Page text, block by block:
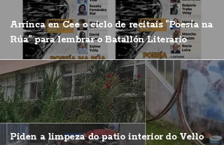
Arrinca en Cee o ciclo de recitais "Poesía na
Rúa" para lembrar o Batallón Literario
Piden a limpeza do patio interior do Vello